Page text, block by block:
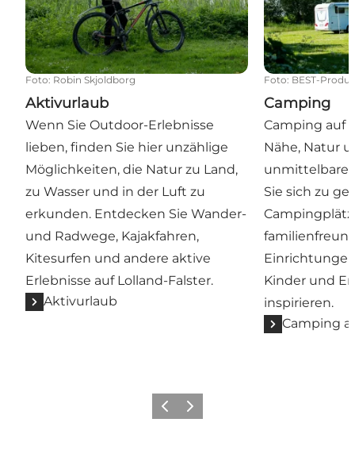
Foto: Robin Skjoldborg
Aktivurlaub
Wenn Sie Outdoor-Erlebnisse
lieben, finden Sie hier unzählige
Möglichkeiten, die Natur zu Land,
zu Wasser und in der Luft zu
erkunden. Entdecken Sie Wander-
und Radwege, Kajakfahren,
Kitesurfen und andere aktive
Erlebnisse auf Lolland-Falster.
Aktivurlaub
Foto: BEST-
Camping
Camping auf
Nähe, Natur
unmittelbarer
Sie sich zu
Kinder und
inspirieren.
Camping
ZurückWeiter